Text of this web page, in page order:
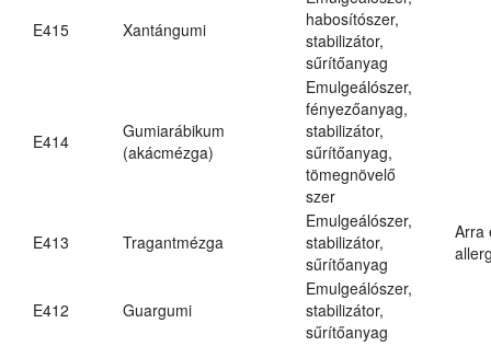
E415 Xantángumi
habosítószer,
stabilizátor,
sűrítőanyag
E414
Gumiarábikum
(akácmézga)
Emulgeálószer,
fényezőanyag,
stabilizátor,
sűrítőanyag,
tömegnövelő
szer
E413 Tragantmézga
Emulgeálószer,
stabilizátor,
sűrítőanyag
Arra
E412 Guargumi
Emulgeálószer,
stabilizátor,
sűrítőanyag